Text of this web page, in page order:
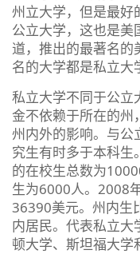
州立大学，但是最好
公立大学，这也是美
道，推出的最著名
名的大学都是私立大
私立大学不同于公立
金不依赖于所在的州
州内外的影响。与公
究生有时多于本科
的在校生总数为
生为6000人。2008
36390美元。州内生
内居民。代表私立
顿大学、斯坦福大学